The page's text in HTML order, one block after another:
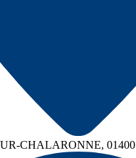
CHALARONNE, 01400